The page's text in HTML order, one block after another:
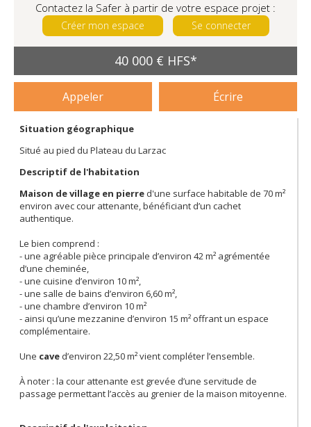
Contactez la Safer à partir de votre espace projet :
Créer mon espace Se connecter
40 000 € HFS*
Appeler Écrire
Situation géographique
Situé au pied du Plateau du Larzac
Descriptif de l'habitation
Maison de village en pierre d'une surface habitable de 70 m²
environ avec cour attenante, bénéficiant d’un cachet
authentique.
Le bien comprend :
- une agréable pièce principale d’environ 42 m² agrémentée
d’une cheminée,
- une cuisine d’environ 10 m²,
- une salle de bains d’environ 6,60 m²,
- une chambre d’environ 10 m²
- ainsi qu’une mezzanine d’environ 15 m² offrant un espace
complémentaire.
Une cave d’environ 22,50 m² vient compléter l’ensemble.
À noter : la cour attenante est grevée d’une servitude de
passage permettant l’accès au grenier de la maison mitoyenne.